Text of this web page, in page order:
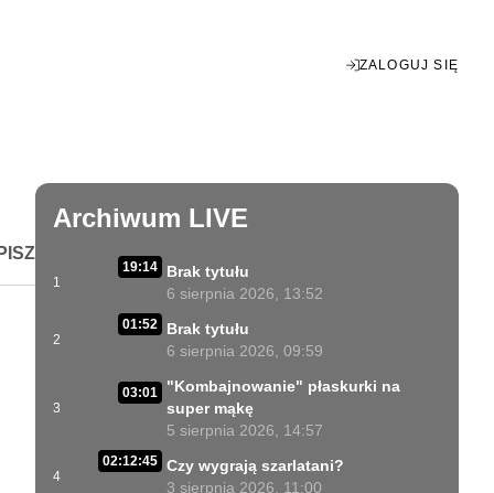
ZALOGUJ SIĘ
Enter
fullscreenArchiwum LIVE
1
19:14
Brak tytułu
6 sierpnia 2026, 13:52
2
01:52
Brak tytułu
6 sierpnia 2026, 09:59
3
03:01
"Kombajnowanie" płaskurki na
super mąkę
5 sierpnia 2026, 14:57
4
02:12:45 Czy wygrają szarlatani?
3 sierpnia 2026, 11:00